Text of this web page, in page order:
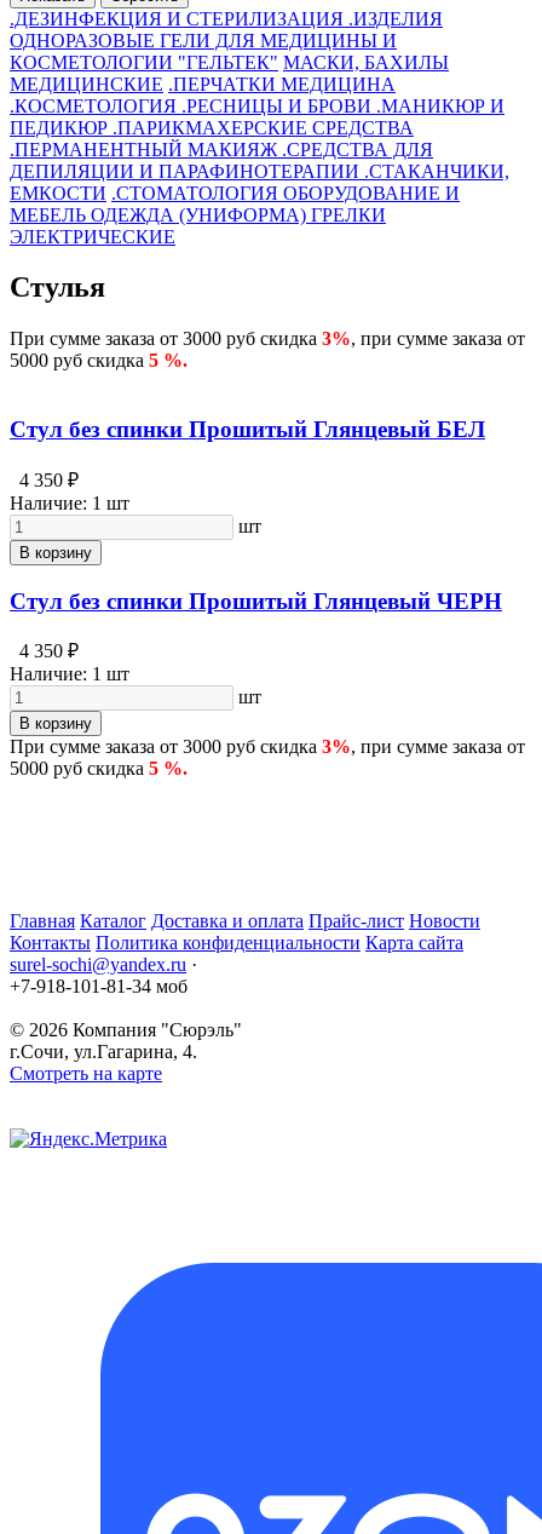
.ДЕЗИНФЕКЦИЯ И СТЕРИЛИЗАЦИЯ .ИЗДЕЛИЯ
ОДНОРАЗОВЫЕ ГЕЛИ ДЛЯ МЕДИЦИНЫ И
КОСМЕТОЛОГИИ "ГЕЛЬТЕК" МАСКИ, БАХИЛЫ
МЕДИЦИНСКИЕ .ПЕРЧАТКИ МЕДИЦИНА
.КОСМЕТОЛОГИЯ .РЕСНИЦЫ И БРОВИ .МАНИКЮР И
ПЕДИКЮР .ПАРИКМАХЕРСКИЕ СРЕДСТВА
.ПЕРМАНЕНТНЫЙ МАКИЯЖ .СРЕДСТВА ДЛЯ
ДЕПИЛЯЦИИ И ПАРАФИНОТЕРАПИИ .СТАКАНЧИКИ,
ЕМКОСТИ .СТОМАТОЛОГИЯ ОБОРУДОВАНИЕ И
МЕБЕЛЬ ОДЕЖДА (УНИФОРМА) ГРЕЛКИ
ЭЛЕКТРИЧЕСКИЕ
Стулья
При сумме заказа от 3000 руб скидка 3%, при сумме заказа от
5000 руб скидка 5 %.
Стул без спинки Прошитый Глянцевый БЕЛ
4 350 ₽
Наличие: 1 шт
шт
В корзину
Стул без спинки Прошитый Глянцевый ЧЕРН
4 350 ₽
Наличие: 1 шт
шт
В корзину
При сумме заказа от 3000 руб скидка 3%, при сумме заказа от
5000 руб скидка 5 %.
Главная Каталог Доставка и оплата Прайс-лист Новости
Контакты Политика конфиденциальности Карта сайта
surel-sochi@yandex.ru ·
+7-918-101-81-34 моб
© 2026 Компания "Сюрэль"
г.Сочи, ул.Гагарина, 4.
Смотреть на карте